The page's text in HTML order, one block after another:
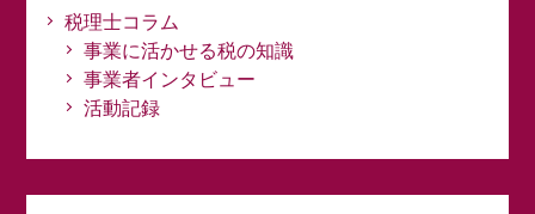
税理士コラム
事業に活かせる税の知識
事業者インタビュー
活動記録